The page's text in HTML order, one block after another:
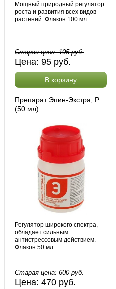
Мощный природный регулятор
роста и развития всех видов
растений. Флакон 100 мл.
Старая цена:105руб.
Цена:95 руб.
В корзину
Препарат Эпин-Экстра, Р
(50 мл)
Регулятор широкого спектра,
обладает сильным
антистрессовым действием.
Флакон 50 мл.
Старая цена:600руб.
Цена:470 руб.